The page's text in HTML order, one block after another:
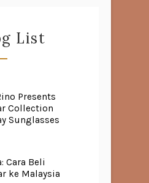
List
Presents
Collection
Sunglasses
Cara Beli
ke Malaysia